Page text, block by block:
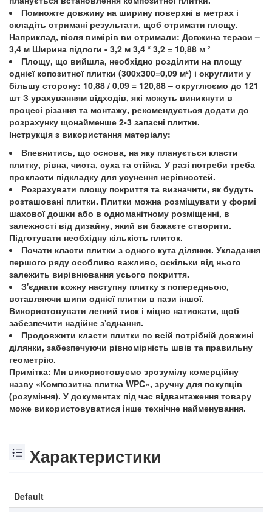
Помножте довжину на ширину поверхні в метрах і
складіть отримані результати, щоб отримати площу.
Наприклад, після вимірів ви отримали: Довжина тераси –
3,4 м Ширина підлоги - 3,2 м 3,4 * 3,2 = 10,88 м ²
Площу, що вийшла, необхідно розділити на площу
однієї копозитної плитки (300х300=0,09 м²) і округлити у
більшу сторону: 10,88 / 0,09 = 120,88 – округлюємо до 121
шт З урахуванням відходів, які можуть виникнути в
процесі різання та монтажу, рекомендується додати до
розрахунку щонайменше 2-3 запасні плитки.
Інструкція з використання матеріалу:
Впевнитись, що основа, на яку планується класти
плитку, рівна, чиста, суха та стійка. У разі потреби треба
прокласти підкладку для усунення нерівностей.
Розрахувати площу покриття та визначити, як будуть
розташовані плитки. Плитки можна розміщувати у формі
шахової дошки або в одноманітному розміщенні, в
залежності від дизайну, який ви бажаєте створити.
Підготувати необхідну кількість плиток.
Почати класти плитки з одного кута ділянки. Укладання
першого ряду особливо важливо, оскільки від нього
залежить вирівнювання усього покриття.
З'єднати кожну наступну плитку з попередньою,
вставляючи шипи однієї плитки в пази іншої.
Використовувати легкий тиск і міцно натискати, щоб
забезпечити надійне з'єднання.
Продовжити класти плитки по всій потрібній довжині
ділянки, забезпечуючи рівномірність швів та правильну
геометрію.
Примітка: Ми використовуємо зрозумілу комерційну
назву «Композитна плитка WPC», зручну для покупців
(розуміння). У документах під час відвантаження товару
може використовуватися інше технічне найменування.
Характеристики
Default